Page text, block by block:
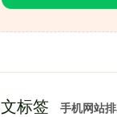
标签 手机网站